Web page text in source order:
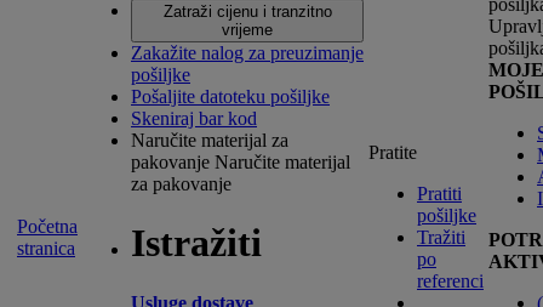
Početna
stranica
Zatraži cijenu i tranzitno
vrijeme
Zakažite nalog za preuzimanje
pošiljke
Pošaljite datoteku pošiljke
Skeniraj bar kod
Naručite materijal za
pakovanje Naručite materijal
za pakovanje
Istražiti
Usluge dostave
Pratite
Pratiti
pošiljke
Tražiti
po
referenci
MOJE
(